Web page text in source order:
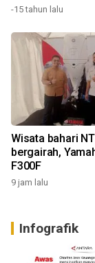
-15 tahun lalu
Wisata bahari
bergairah,
F300F
9 jam lalu
Infografik